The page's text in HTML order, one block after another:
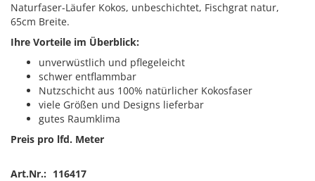
Naturfaser-Läufer Kokos, unbeschichtet, Fischgrat natur,
65cm Breite.
Ihre Vorteile im Überblick:
unverwüstlich und pflegeleicht
schwer entflammbar
Nutzschicht aus 100% natürlicher Kokosfaser
viele Größen und Designs lieferbar
gutes Raumklima
Preis pro lfd. Meter
Art.Nr.: 116417